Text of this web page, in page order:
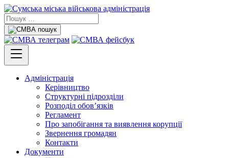
Адміністрація
Керівництво
Структурні підрозділи
Розподіл обов’язків
Регламент
Про запобігання та виявлення корупції
Звернення громадян
Контакти
Документи